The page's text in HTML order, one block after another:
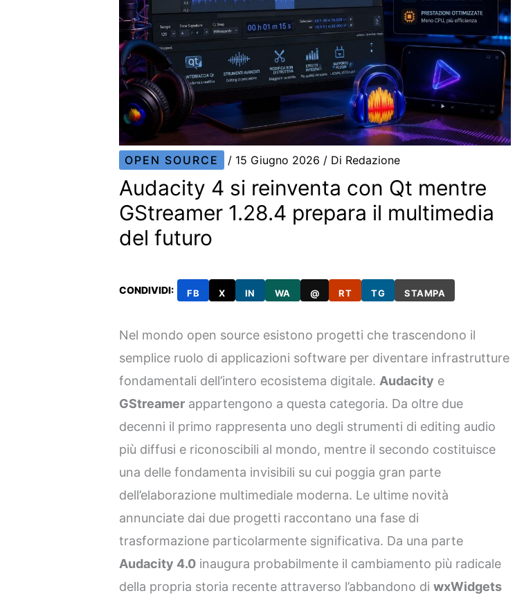
OPEN SOURCE / 15 Giugno 2026 / Di Redazione
Audacity 4 si reinventa con Qt mentre
GStreamer 1.28.4 prepara il multimedia
del futuro
CONDIVIDI: FB X IN WA @ RT TG STAMPA
Nel mondo open source esistono progetti che trascendono il
semplice ruolo di applicazioni software per diventare infrastrutture
fondamentali dell’intero ecosistema digitale. Audacity e
GStreamer appartengono a questa categoria. Da oltre due
decenni il primo rappresenta uno degli strumenti di editing audio
più diffusi e riconoscibili al mondo, mentre il secondo costituisce
una delle fondamenta invisibili su cui poggia gran parte
dell’elaborazione multimediale moderna. Le ultime novità
annunciate dai due progetti raccontano una fase di
trasformazione particolarmente significativa. Da una parte
Audacity 4.0 inaugura probabilmente il cambiamento più radicale
della propria storia recente attraverso l’abbandono diwxWidgets